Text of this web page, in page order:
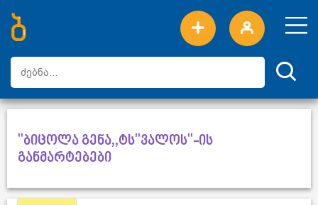
ახალი სიტყვები
ტოპ სიტყვები
დღის ტოპ სიტყვები
ტოპ მომხმარებლები
"ბიცოლა გენა,,ტს''ვალოს"-ის
განმარტებები